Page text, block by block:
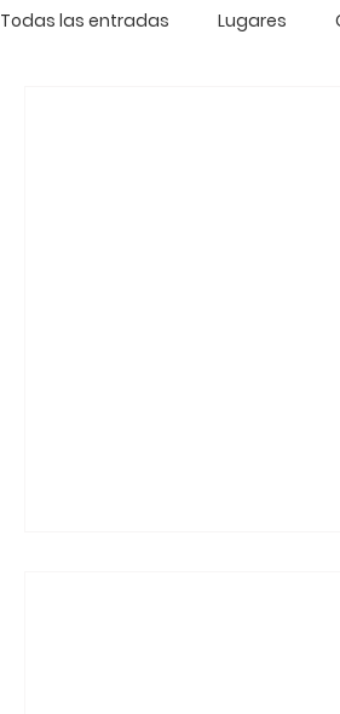
Todas las entradas Lugares